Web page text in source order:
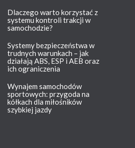
Dlaczego warto korzystać z
systemu kontroli trakcji w
samochodzie?
Systemy bezpieczeństwa w
trudnych warunkach – jak
działają ABS, ESP i AEB oraz
ich ograniczenia
Wynajem samochodów
sportowych: przygoda na
kółkach dla miłośników
szybkiej jazdy